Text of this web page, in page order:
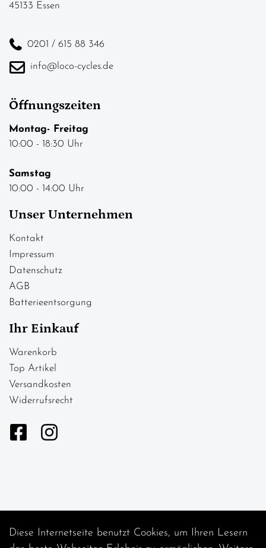
45133 Essen
0201 / 615 88 346
info@loco-cycles.de
Öffnungszeiten
Montag- Freitag
10:00 - 18:30 Uhr
Samstag
10:00 - 14:00 Uhr
Unser Unternehmen
Kontakt
Impressum
Datenschutz
AGB
Batterieentsorgung
Ihr Einkauf
Warenkorb
Top Artikel
Versandkosten
Widerrufsrecht
Diese Internetseite benutzt Cookies, um Ihren Lesern